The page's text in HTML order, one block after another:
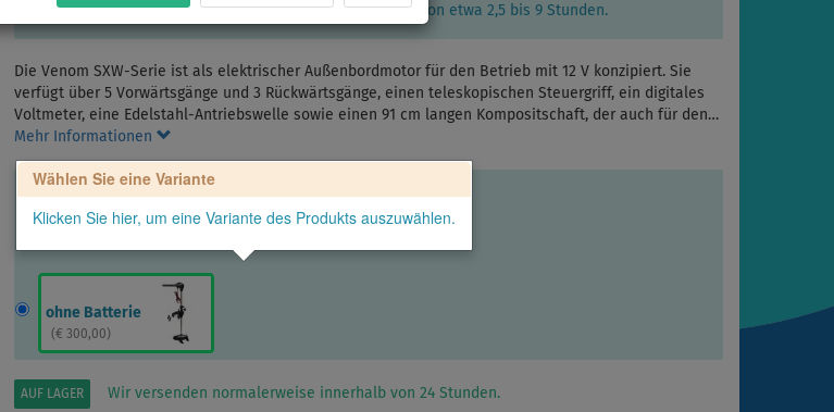
ermöglicht je nach Stromaufnahme eine Betriebsdauer von etwa 2,5 bis 9 Stunden.
Die Venom SXW-Serie ist als elektrischer Außenbordmotor für den Betrieb mit 12 V konzipiert. Sie
verfügt über 5 Vorwärtsgänge und 3 Rückwärtsgänge, einen teleskopischen Steuergriff, ein digitales
Voltmeter, eine Edelstahl-Antriebswelle sowie einen 91 cm langen Kompositschaft, der auch für den…
Mehr Informationen
Wählen Sie eine Variante
Klicken Sie hier, um eine Variante des Produkts auszuwählen.
ohne Batterie
(€ 300,00)
AUF LAGER Wir versenden normalerweise innerhalb von 24 Stunden.